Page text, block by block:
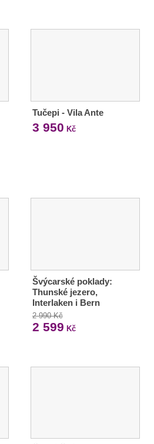
Tučepi - Vila Ante
3 950 Kč
Švýcarské poklady:
Thunské jezero,
Interlaken i Bern
2 990 Kč
2 599 Kč